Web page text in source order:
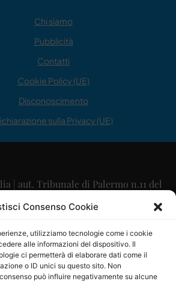
Consenso Cookie
utilizziamo tecnologie come i cookie
alle informazioni del dispositivo. Il
ci permetterà di elaborare dati come il
o ID unici su questo sito. Non
può influire negativamente su alcune
Chi siamo
Pubblicità
Contatti
Cookie Policy (UE)
Disconoscimento
sulla Privacy (UE)
| aut. Tribunale di Palermo n.11 del
29/09/2015
Maurizio Scaglione
Maria Calabrese